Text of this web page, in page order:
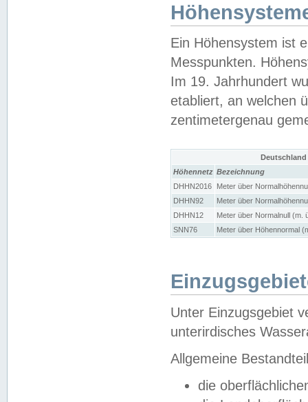
Ein Höhensystem ist
Messpunkten.
Im 19. Jahrhundert
etabliert, an welchen
zentimetergenau
Höhennetz Bezeichnung
DHHN2016
Meter über
DHHN92
Meter über
DHHN12
Meter über Normalnull (m.
SNN76
Meter über Höhennormal
Unter Einzugsgebiet
unterirdisches
Allgemeine
die